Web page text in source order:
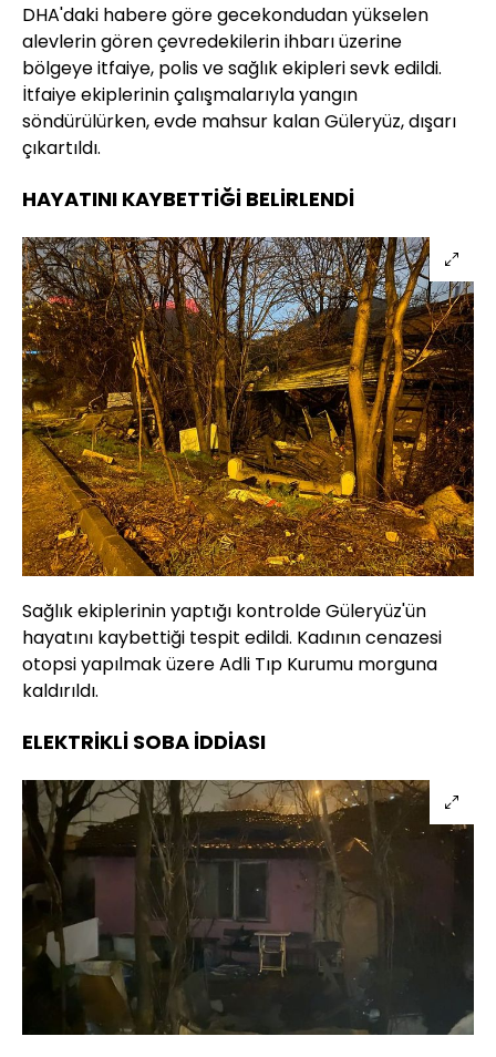
DHA'daki habere göre gecekondudan yükselen
alevlerin gören çevredekilerin ihbarı üzerine
bölgeye itfaiye, polis ve sağlık ekipleri sevk edildi.
İtfaiye ekiplerinin çalışmalarıyla yangın
söndürülürken, evde mahsur kalan Güleryüz, dışarı
çıkartıldı.
HAYATINI KAYBETTİĞİ BELİRLENDİ
Sağlık ekiplerinin yaptığı kontrolde Güleryüz'ün
hayatını kaybettiği tespit edildi. Kadının cenazesi
otopsi yapılmak üzere Adli Tıp Kurumu morguna
kaldırıldı.
ELEKTRİKLİ SOBA İDDİASI